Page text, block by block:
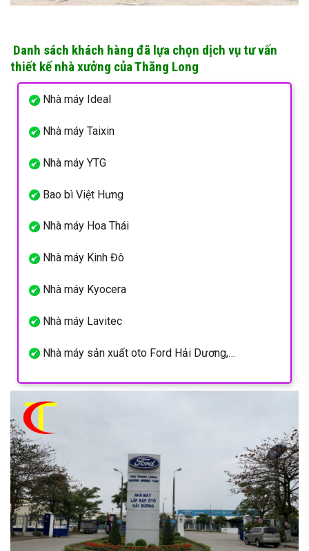
Danh sách khách hàng đã lựa chọn dịch vụ tư vấn
thiết kế nhà xưởng của Thăng Long
Nhà máy Ideal
Nhà máy Taixin
Nhà máy YTG
Bao bì Việt Hưng
Nhà máy Hoa Thái
Nhà máy Kinh Đô
Nhà máy Kyocera
Nhà máy Lavitec
Nhà máy sản xuất oto Ford Hải Dương,…